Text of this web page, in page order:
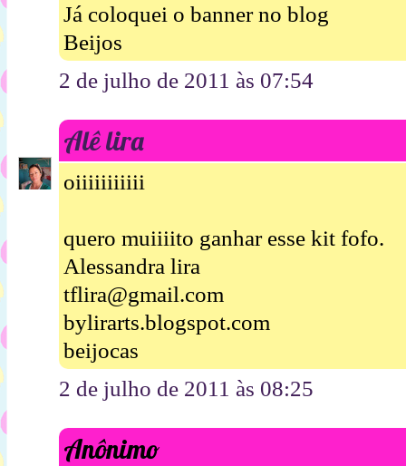
Já coloquei o banner no blog
Beijos
2 de julho de 2011 às 07:54
Alê lira
oiiiiiiiiiii
quero muiiiito ganhar esse kit fofo.
Alessandra lira
tflira@gmail.com
bylirarts.blogspot.com
beijocas
2 de julho de 2011 às 08:25
Anônimo